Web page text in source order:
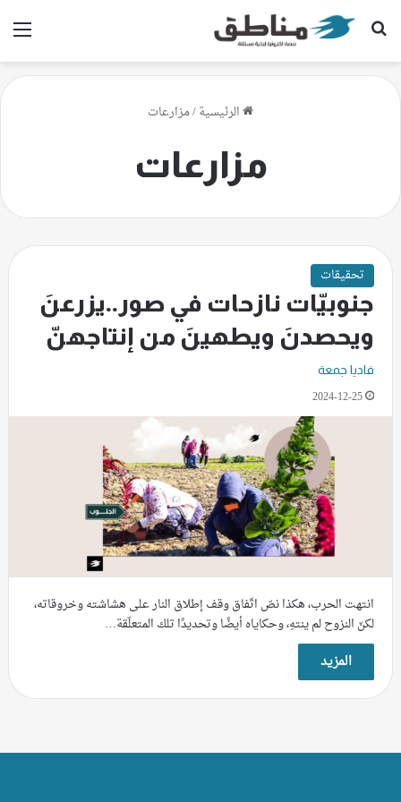
بحث عن
الرئيسية/مزارعات
مزارعات
تحقيقات
جنوبيّات نازحات في صور..يزرعنَ
ويحصدنَ ويطهينَ من إنتاجهنّ
فاديا جمعة
2024-12-25
انتهت الحرب، هكذا نصّ اتّفاق وقف إطلاق النار على هشاشته وخروقاته،
لكنّ النزوح لم ينتهِ، وحكاياه أيضًا وتحديدًا تلك المتعلّقة…
المزيد